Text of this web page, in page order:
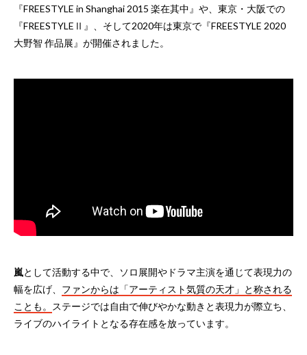
『FREESTYLE in Shanghai 2015 楽在其中』や、東京・大阪での
『FREESTYLEⅡ』、そして2020年は東京で『FREESTYLE 2020
大野智 作品展』が開催されました。
嵐として活動する中で、ソロ展開やドラマ主演を通じて表現力の
幅を広げ、 ファンからは「アーティスト気質の天才」と称される
ことも。
ステージでは自由で伸びやかな動きと表現力が際立ち、
ライブのハイライトとなる存在感を放っています。